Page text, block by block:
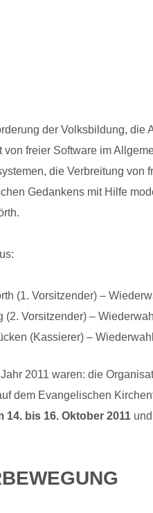
der Volksbildung, die
freier Software im
die Verbreitung von
Gedankens mit Hilfe
(1. Vorsitzender) –
(2. Vorsitzender) –
(Kassierer) –
2011 waren: die
dem Evangelischen
14. bis 16. Oktober 2011